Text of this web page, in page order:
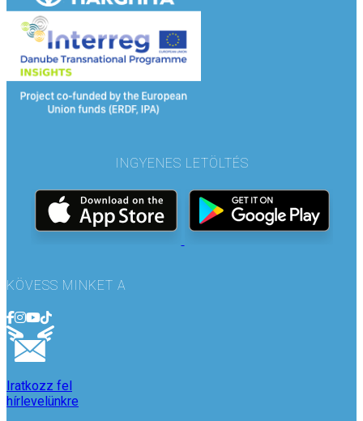
INGYENES LETÖLTÉS
KÖVESS MINKET A
Iratkozz fel
hírlevelünkre